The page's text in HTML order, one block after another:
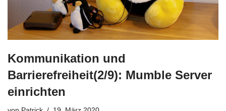
Kommunikation und
Barrierefreiheit(2/9): Mumble Server
einrichten